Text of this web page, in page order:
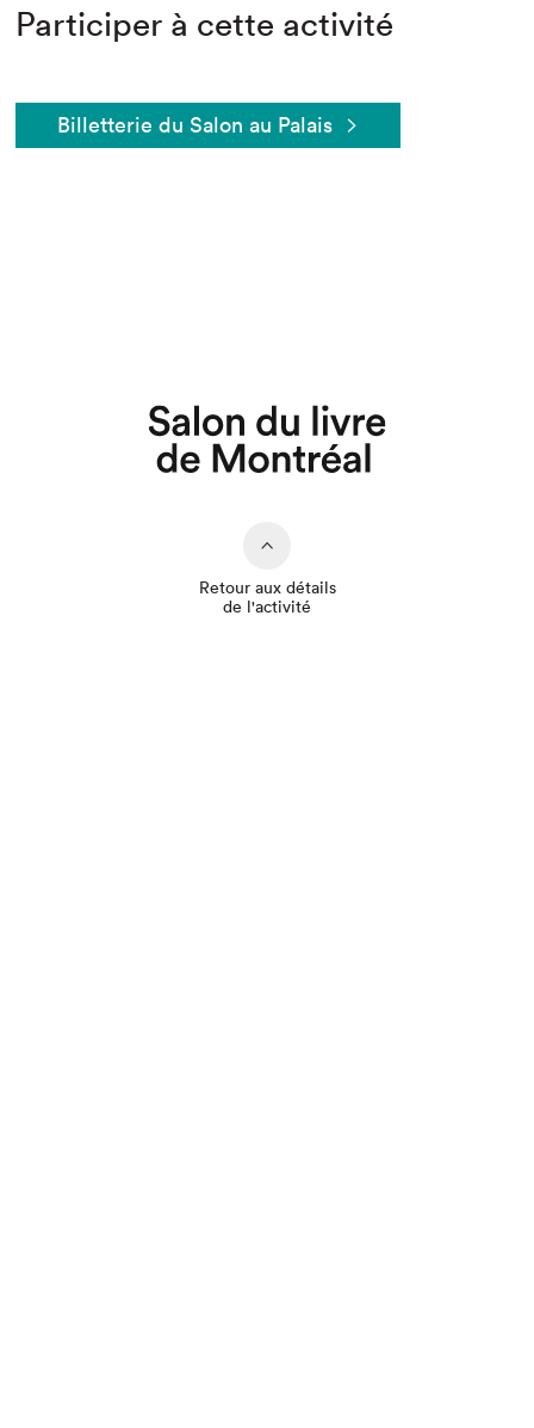
Participer à cette activité
Billetterie du Salon au Palais
Retour aux détails
de l'activité